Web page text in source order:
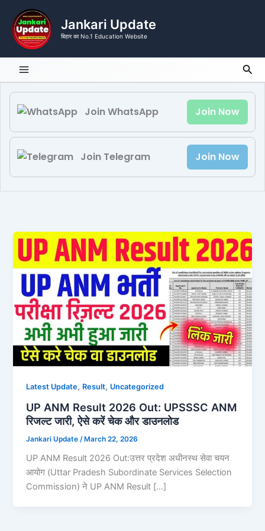
content
Jankari Update
बिहार का No.1 Education Website
Join WhatsApp Join Now
Join Telegram Join Now
Latest Update, Result, Uncategorized
UP ANM Result 2026 Out: UPSSSC ANM
रिजल्ट जारी, ऐसे करें चेक और डाउनलोड
Jankari Update /March 22, 2026
UP ANM Result 2026 Out:उत्तर प्रदेश अधीनस्थ सेवा चयन
आयोग (Uttar Pradesh Subordinate Services Selection
Commission) ने UP ANM Result […]